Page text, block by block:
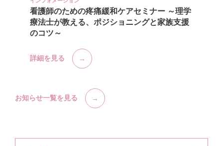
看護師のための疼痛緩和ケアセミナー ～理学
療法士が教える、ポジショニングと家族支援
のコツ～
詳細を見る
お知らせ一覧を見る